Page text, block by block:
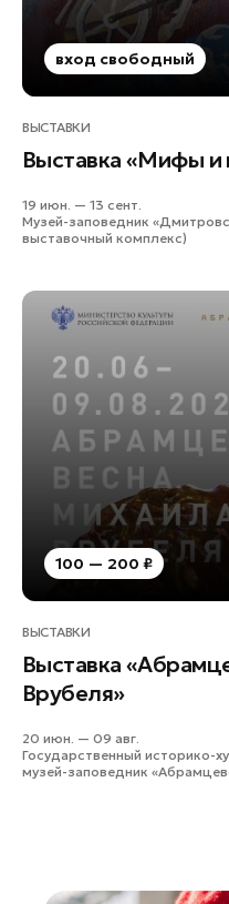
вход свободный
ВЫСТАВКИ
Выставка «Мифы и
19 июн. — 13 сент.
Музей-заповедник
выставочный комплекс)
100 — 200 ₽
ВЫСТАВКИ
Выставка
Врубеля»
20 июн. — 09 авг.
Государственный историко-
музей-заповедник